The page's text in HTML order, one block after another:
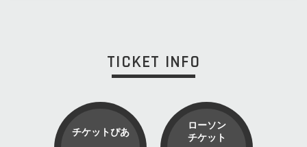
TICKET INFO
チケットぴあ
ローソン
チケット